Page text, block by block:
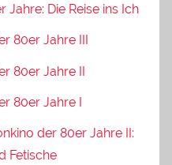
Jahre: Die Reise ins Ich
80er Jahre III
80er Jahre II
80er Jahre I
der 80er Jahre II:
Fetische